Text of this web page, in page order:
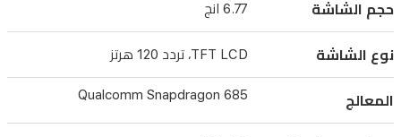
بسعة
مللي
أمبير
بالساعة
حجم الشاشة 6.77 انج
نوع الشاشة TFT LCD، تردد 120 هرتز
المعالج Qualcomm Snapdragon 685